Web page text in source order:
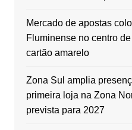
Mercado de apostas
Fluminense no centro
cartão amarelo
Zona Sul amplia
primeira loja na Zona
prevista para 2027